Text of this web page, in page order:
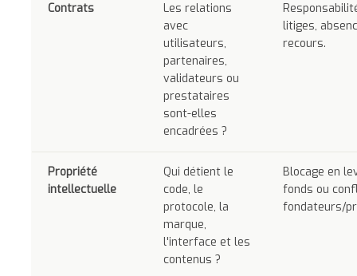
Contrats
Les relations
avec
utilisateurs,
partenaires,
validateurs ou
prestataires
sont-elles
encadrées ?
litiges,
recours.
Propriété
intellectuelle
Qui détient le
code, le
protocole, la
marque,
l'interface et les
contenus ?
Blocage en
fonds ou
fondateurs/